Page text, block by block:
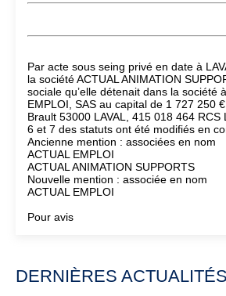
Par acte sous seing privé en date à
la société ACTUAL ANIMATION
sociale qu’elle détenait dans la société
EMPLOI, SAS au capital de 1 727 250
Brault 53000 LAVAL, 415 018 464 RCS
6 et 7 des statuts ont été modifiés en
Ancienne mention : associées en nom
ACTUAL EMPLOI
ACTUAL ANIMATION SUPPORTS
Nouvelle mention : associée en nom
ACTUAL EMPLOI
Pour avis
DERNIÈRES ACTUALITÉS